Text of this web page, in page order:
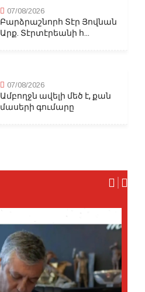
07/08/2026
Բարձրաշնորհ Տէր Յովնան
Արք. Տէրտէրեանի հ...
07/08/2026
Ամբողջն ավելի մեծ է, քան
մասերի գումարը